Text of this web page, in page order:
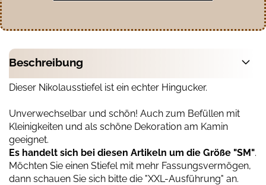
Beschreibung
Dieser Nikolausstiefel ist ein echter Hingucker.
Unverwechselbar und schön! Auch zum Befüllen mit
Kleinigkeiten und als schöne Dekoration am Kamin
geeignet.
Es handelt sich bei diesen Artikeln um die Größe "SM".
Möchten Sie einen Stiefel mit mehr Fassungsvermögen,
dann schauen Sie sich bitte die "XXL-Ausführung" an.